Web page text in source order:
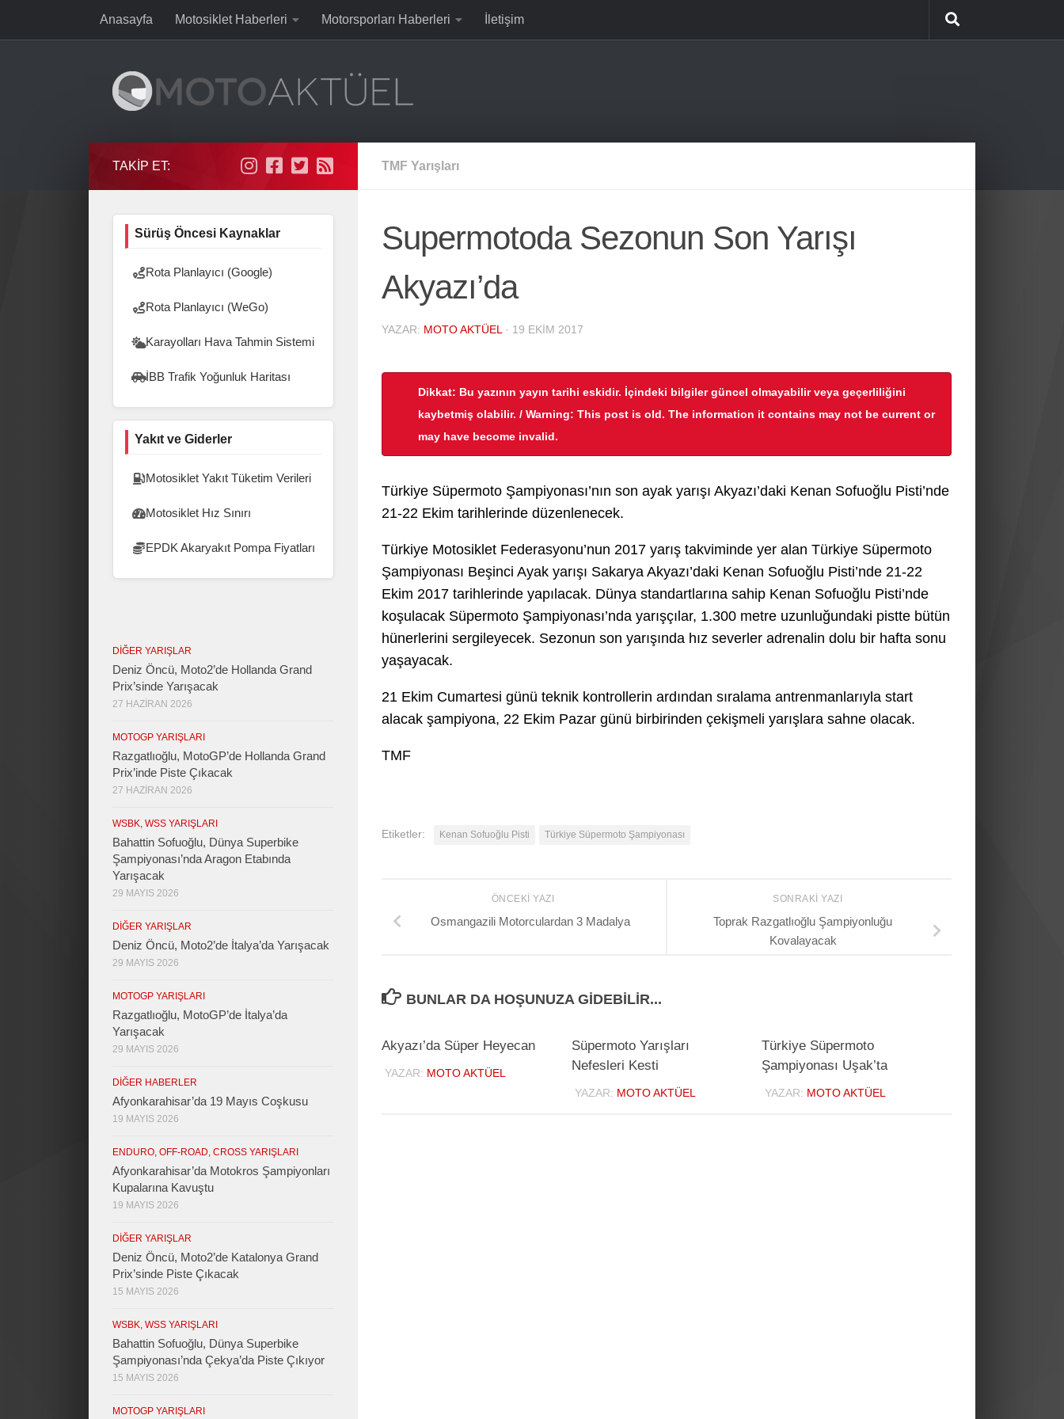
Skip to contentAnasayfa Motosiklet Haberleri Motorsporları Haberleri İletişim
TMF Yarışları
Supermotoda Sezonun Son Yarışı
Akyazı’da
YAZAR: MOTO AKTÜEL · 19 EKIM 2017
Dikkat: Bu yazının yayın tarihi eskidir. İçindeki bilgiler güncel olmayabilir veya geçerliliğini
kaybetmiş olabilir. / Warning: This post is old. The information it contains may not be current or
may have become invalid.
Türkiye Süpermoto Şampiyonası’nın son ayak yarışı Akyazı’daki Kenan Sofuoğlu Pisti’nde
21-22 Ekim tarihlerinde düzenlenecek.
Türkiye Motosiklet Federasyonu’nun 2017 yarış takviminde yer alan Türkiye Süpermoto
Şampiyonası Beşinci Ayak yarışı Sakarya Akyazı’daki Kenan Sofuoğlu Pisti’nde 21-22
Ekim 2017 tarihlerinde yapılacak. Dünya standartlarına sahip Kenan Sofuoğlu Pisti’nde
koşulacak Süpermoto Şampiyonası’nda yarışçılar, 1.300 metre uzunluğundaki pistte bütün
hünerlerini sergileyecek. Sezonun son yarışında hız severler adrenalin dolu bir hafta sonu
yaşayacak.
21 Ekim Cumartesi günü teknik kontrollerin ardından sıralama antrenmanlarıyla start
alacak şampiyona, 22 Ekim Pazar günü birbirinden çekişmeli yarışlara sahne olacak.
TMF
Etiketler: Kenan Sofuoğlu Pisti Türkiye Süpermoto Şampiyonası
SONRAKI YAZI
Toprak Razgatlıoğlu Şampiyonluğu
Kovalayacak
ÖNCEKI YAZI
Osmangazili Motorculardan 3 Madalya
BUNLAR DA HOŞUNUZA GIDEBILIR...
Akyazı’da Süper Heyecan
YAZAR: MOTO AKTÜEL
Süpermoto Yarışları
Nefesleri Kesti
YAZAR: MOTO AKTÜEL
Türkiye Süpermoto
Şampiyonası Uşak’ta
YAZAR: MOTO AKTÜEL
TAKIP ET:
Sürüş Öncesi Kaynaklar
Rota Planlayıcı (Google)
Rota Planlayıcı (WeGo)
Karayolları Hava Tahmin Sistemi
İBB Trafik Yoğunluk Haritası
Yakıt ve Giderler
Motosiklet Yakıt Tüketim Verileri
Motosiklet Hız Sınırı
EPDK Akaryakıt Pompa Fiyatları
DIĞER YARIŞLAR
Deniz Öncü, Moto2’de Hollanda Grand
Prix’sinde Yarışacak
27 HAZIRAN 2026
MOTOGP YARIŞLARI
Razgatlıoğlu, MotoGP’de Hollanda Grand
Prix’inde Piste Çıkacak
27 HAZIRAN 2026
WSBK, WSS YARIŞLARI
Bahattin Sofuoğlu, Dünya Superbike
Şampiyonası’nda Aragon Etabında
Yarışacak
29 MAYIS 2026
DIĞER YARIŞLAR
Deniz Öncü, Moto2’de İtalya’da Yarışacak
29 MAYIS 2026
MOTOGP YARIŞLARI
Razgatlıoğlu, MotoGP’de İtalya’da
Yarışacak
29 MAYIS 2026
DIĞER HABERLER
Afyonkarahisar’da 19 Mayıs Coşkusu
19 MAYIS 2026
ENDURO, OFF-ROAD, CROSS YARIŞLARI
Afyonkarahisar’da Motokros Şampiyonları
Kupalarına Kavuştu
19 MAYIS 2026
DIĞER YARIŞLAR
Deniz Öncü, Moto2’de Katalonya Grand
Prix’sinde Piste Çıkacak
15 MAYIS 2026
WSBK, WSS YARIŞLARI
Bahattin Sofuoğlu, Dünya Superbike
Şampiyonası’nda Çekya’da Piste Çıkıyor
15 MAYIS 2026
MOTOGP YARIŞLARI